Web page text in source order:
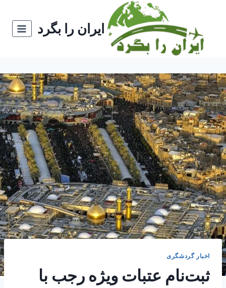
ایران را بگرد
اخبار گردشگری
ثبت‌نام عتبات ویژه رجب با